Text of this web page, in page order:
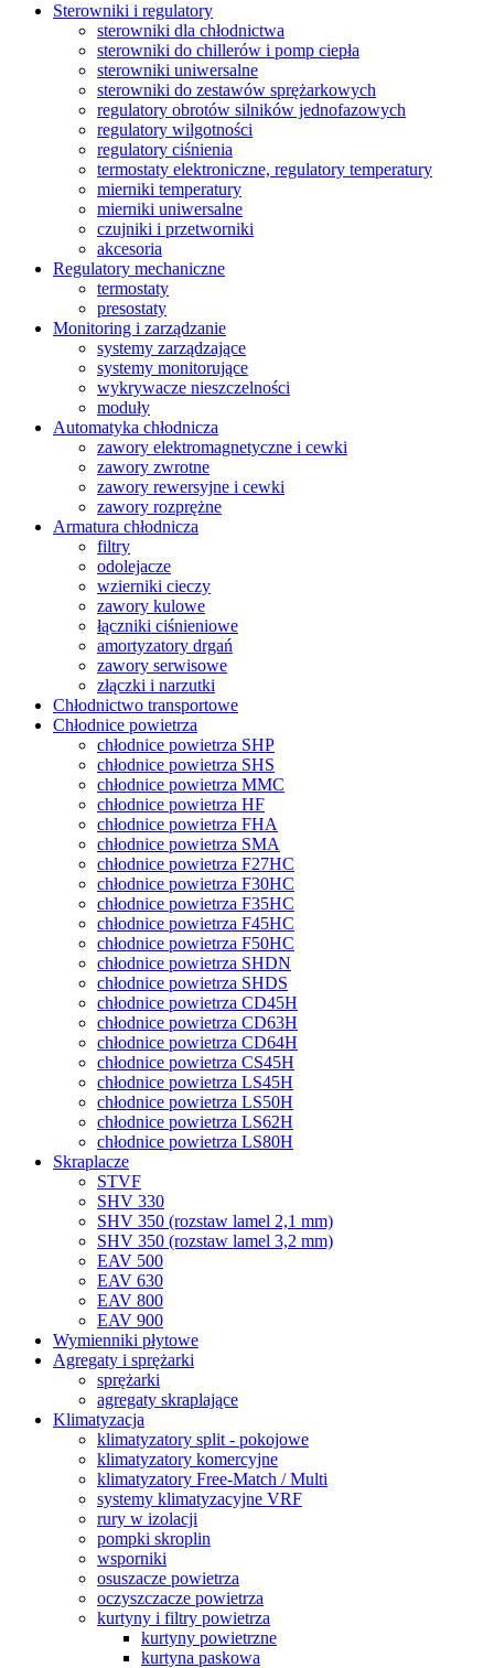
Sterowniki i regulatory
sterowniki dla chłodnictwa
sterowniki do chillerów i pomp ciepła
sterowniki uniwersalne
sterowniki do zestawów sprężarkowych
regulatory obrotów silników jednofazowych
regulatory wilgotności
regulatory ciśnienia
termostaty elektroniczne, regulatory temperatury
mierniki temperatury
mierniki uniwersalne
czujniki i przetworniki
akcesoria
Regulatory mechaniczne
termostaty
presostaty
Monitoring i zarządzanie
systemy zarządzające
systemy monitorujące
wykrywacze nieszczelności
moduły
Automatyka chłodnicza
zawory elektromagnetyczne i cewki
zawory zwrotne
zawory rewersyjne i cewki
zawory rozprężne
Armatura chłodnicza
filtry
odolejacze
wzierniki cieczy
zawory kulowe
łączniki ciśnieniowe
amortyzatory drgań
zawory serwisowe
złączki i narzutki
Chłodnictwo transportowe
Chłodnice powietrza
chłodnice powietrza SHP
chłodnice powietrza SHS
chłodnice powietrza MMC
chłodnice powietrza HF
chłodnice powietrza FHA
chłodnice powietrza SMA
chłodnice powietrza F27HC
chłodnice powietrza F30HC
chłodnice powietrza F35HC
chłodnice powietrza F45HC
chłodnice powietrza F50HC
chłodnice powietrza SHDN
chłodnice powietrza SHDS
chłodnice powietrza CD45H
chłodnice powietrza CD63H
chłodnice powietrza CD64H
chłodnice powietrza CS45H
chłodnice powietrza LS45H
chłodnice powietrza LS50H
chłodnice powietrza LS62H
chłodnice powietrza LS80H
Skraplacze
STVF
SHV 330
SHV 350 (rozstaw lamel 2,1 mm)
SHV 350 (rozstaw lamel 3,2 mm)
EAV 500
EAV 630
EAV 800
EAV 900
Wymienniki płytowe
Agregaty i sprężarki
sprężarki
agregaty skraplające
Klimatyzacja
klimatyzatory split - pokojowe
klimatyzatory komercyjne
klimatyzatory Free-Match / Multi
systemy klimatyzacyjne VRF
rury w izolacji
pompki skroplin
wsporniki
osuszacze powietrza
oczyszczacze powietrza
kurtyny i filtry powietrza
kurtyny powietrzne
kurtyna paskowa